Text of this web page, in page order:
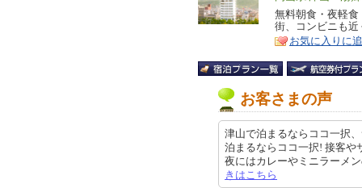
リ
ア
特
徴
無料朝食・夜軽
街、コンビニも近
お気に入りに
お客さまの声
津山で泊まるならココ一択
泊まるならココ一択! 接客や
夜にはカレーやミニラーメ
きはこちら